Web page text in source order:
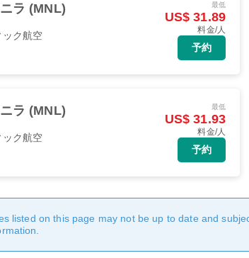
ラ (MNL)
ック航空
最低
US$ 31.89
料金/人
予約
ラ (MNL)
ック航空
最低
US$ 31.93
料金/人
予約
listed on this page may not be up to date and